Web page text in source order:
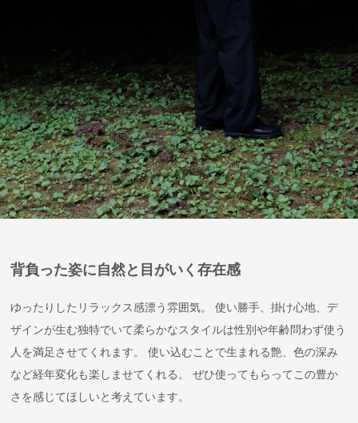
背負った姿に自然と目がいく存在感
ゆったりしたリラックス感漂う雰囲気。 使い勝手、掛け心地、デ
ザインが生む独特でいて柔らかなスタイルは性別や年齢問わず使う
人を満足させてくれます。 使い込むことで生まれる艶、色の深み
など経年変化も楽しませてくれる。 ぜひ使ってもらってこの豊か
さを感じてほしいと考えています。